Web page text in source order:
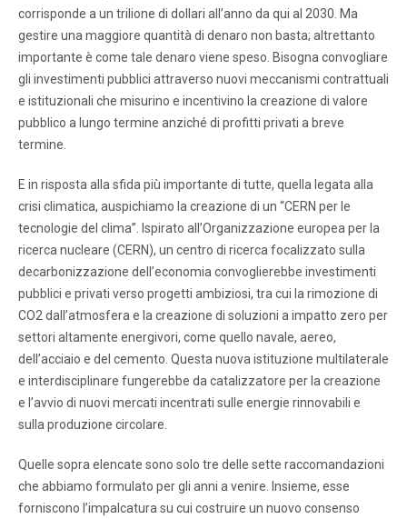
corrisponde a un trilione di dollari all’anno da qui al 2030. Ma
gestire una maggiore quantità di denaro non basta; altrettanto
importante è come tale denaro viene speso. Bisogna convogliare
gli investimenti pubblici attraverso nuovi meccanismi contrattuali
e istituzionali che misurino e incentivino la creazione di valore
pubblico a lungo termine anziché di profitti privati a breve
termine.
E in risposta alla sfida più importante di tutte, quella legata alla
crisi climatica, auspichiamo la creazione di un “CERN per le
tecnologie del clima”. Ispirato all’Organizzazione europea per la
ricerca nucleare (CERN), un centro di ricerca focalizzato sulla
decarbonizzazione dell’economia convoglierebbe investimenti
pubblici e privati verso progetti ambiziosi, tra cui la rimozione di
CO2 dall’atmosfera e la creazione di soluzioni a impatto zero per
settori altamente energivori, come quello navale, aereo,
dell’acciaio e del cemento. Questa nuova istituzione multilaterale
e interdisciplinare fungerebbe da catalizzatore per la creazione
e l’avvio di nuovi mercati incentrati sulle energie rinnovabili e
sulla produzione circolare.
Quelle sopra elencate sono solo tre delle sette raccomandazioni
che abbiamo formulato per gli anni a venire. Insieme, esse
forniscono l’impalcatura su cui costruire un nuovo consenso